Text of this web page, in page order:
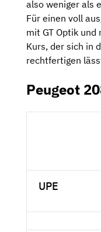
also weniger als
Für einen voll
mit GT Optik und
Kurs, der sich in
rechtfertigen
Peugeot
UPE